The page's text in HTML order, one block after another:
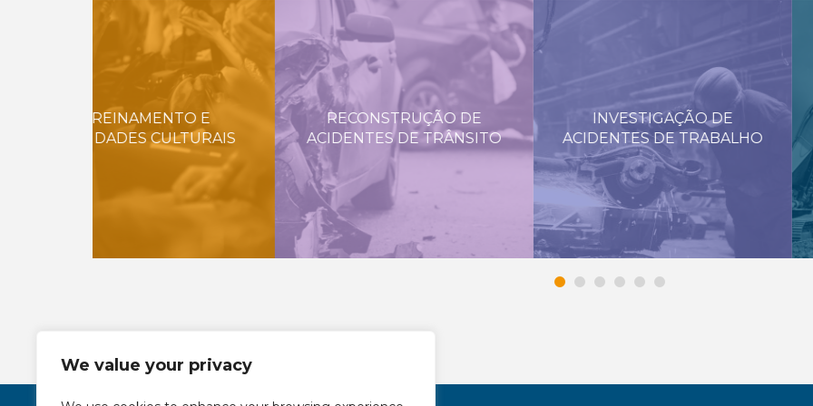
We value your privacy
RECONSTRUÇÃO DE
ACIDENTES DE TRÂNSITO
INVESTIGAÇÃO DE
ACIDENTES DE TRABALHO
QUEBRA DE
DANOS ELÉCTRICOS